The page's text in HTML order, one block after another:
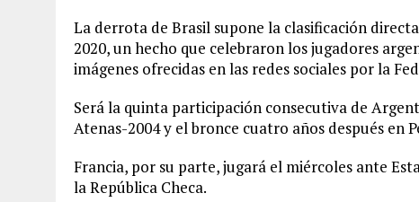
La derrota de Brasil supone la clasificación
2020, un hecho que celebraron los jugadores
imágenes ofrecidas en las redes sociales por la
Será la quinta participación consecutiva de
Atenas-2004 y el bronce cuatro años después en
Francia, por su parte, jugará el miércoles ante
la República Checa.